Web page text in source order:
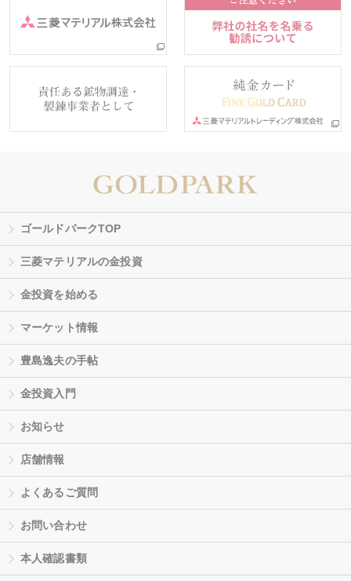
ゴールドパークTOP
三菱マテリアルの金投資
金投資を始める
マーケット情報
豊島逸夫の手帖
金投資入門
お知らせ
店舗情報
よくあるご質問
お問い合わせ
本人確認書類